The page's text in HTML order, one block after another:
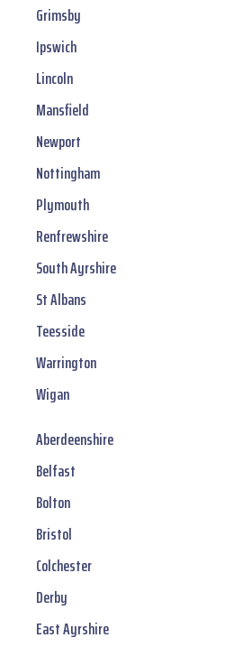
Grimsby
Ipswich
Lincoln
Mansfield
Newport
Nottingham
Plymouth
Renfrewshire
South Ayrshire
St Albans
Teesside
Warrington
Wigan
Aberdeenshire
Belfast
Bolton
Bristol
Colchester
Derby
East Ayrshire